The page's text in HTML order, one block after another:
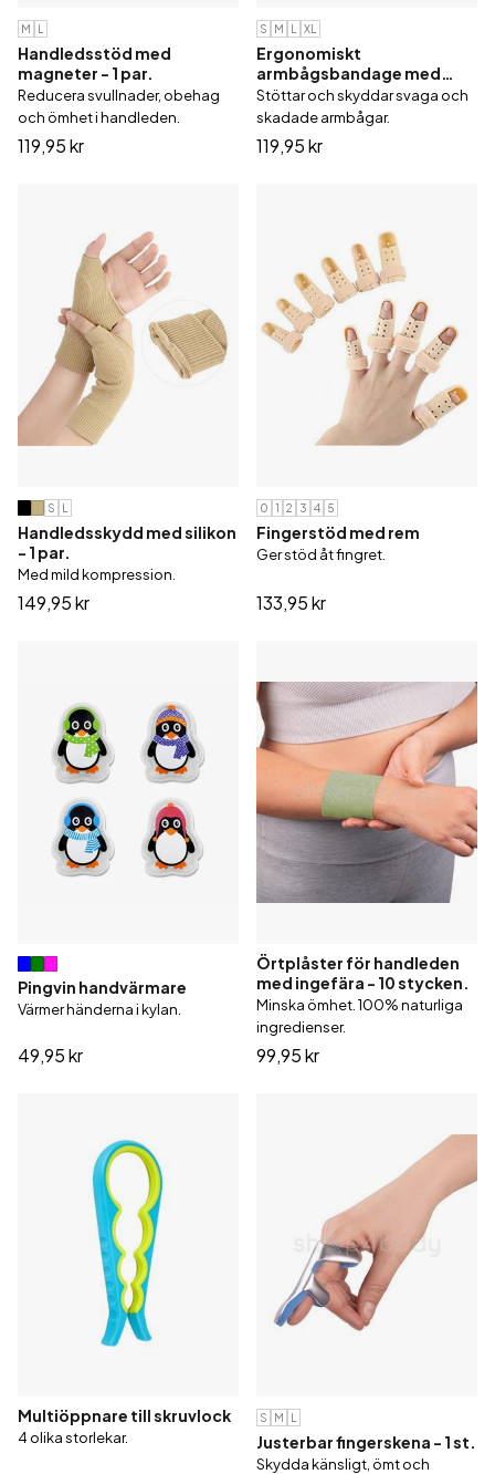
M L
Handledsstöd med
magneter - 1 par.
Reducera svullnader, obehag
och ömhet i handleden.
119,95 kr
S M L XL
Ergonomiskt
armbågsbandage med
kompression.
Stöttar och skyddar svaga och
skadade armbågar.
119,95 kr
S L
Handledsskydd med silikon
- 1 par.
Med mild kompression.
149,95 kr
0 1 2 3 4 5
Fingerstöd med rem
Ger stöd åt fingret.
133,95 kr
Pingvin handvärmare
Värmer händerna i kylan.
49,95 kr
Örtplåster för handleden
med ingefära - 10 stycken.
Minska ömhet. 100% naturliga
ingredienser.
99,95 kr
Multiöppnare till skruvlock
4 olika storlekar.
S M L
Justerbar fingerskena - 1 st.
Skydda känsligt, ömt och